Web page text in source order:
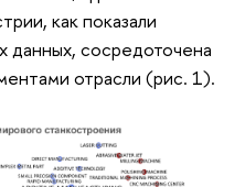
как показали
данных, сосредоточена
отрасли (рис. 1).